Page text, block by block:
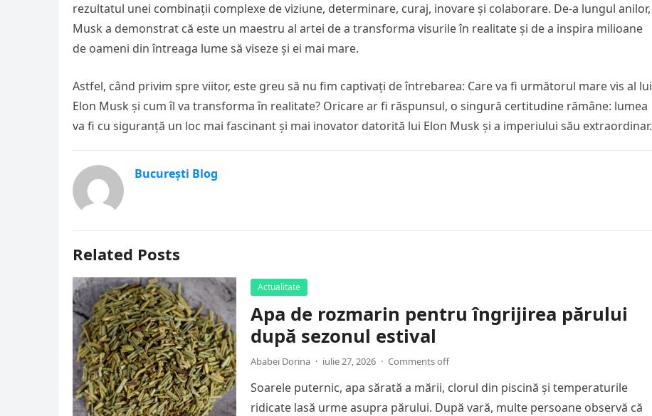
rezultatul unei combinații complexe de viziune, determinare, curaj, inovare și colaborare. De-a lungul anilor,
Musk a demonstrat că este un maestru al artei de a transforma visurile în realitate și de a inspira milioane
de oameni din întreaga lume să viseze și ei mai mare.
Astfel, când privim spre viitor, este greu să nu fim captivați de întrebarea: Care va fi următorul mare vis al lui
Elon Musk și cum îl va transforma în realitate? Oricare ar fi răspunsul, o singură certitudine rămâne: lumea
va fi cu siguranță un loc mai fascinant și mai inovator datorită lui Elon Musk și a imperiului său extraordinar.
București Blog
Related Posts
Actualitate
Apa de rozmarin pentru îngrijirea părului
după sezonul estival
Ababei Dorina · iulie 27, 2026 · Comments off
Soarele puternic, apa sărată a mării, clorul din piscină și temperaturile
ridicate lasă urme asupra părului. După vară, multe persoane observă că